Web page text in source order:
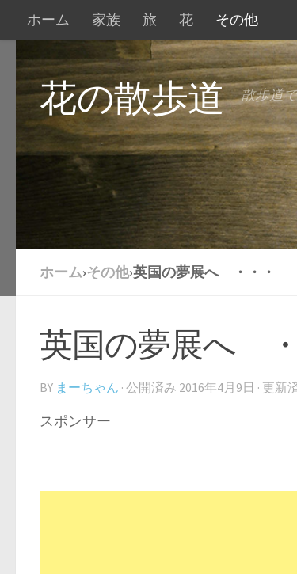
ホーム 家族 旅 花 その他
花の散歩道 散歩道
ホーム›その他›英国の夢展へ ・・・
英国の夢展へ ・
BY まーちゃん · 公開済み 2016年4月9日 · 更新
スポンサー